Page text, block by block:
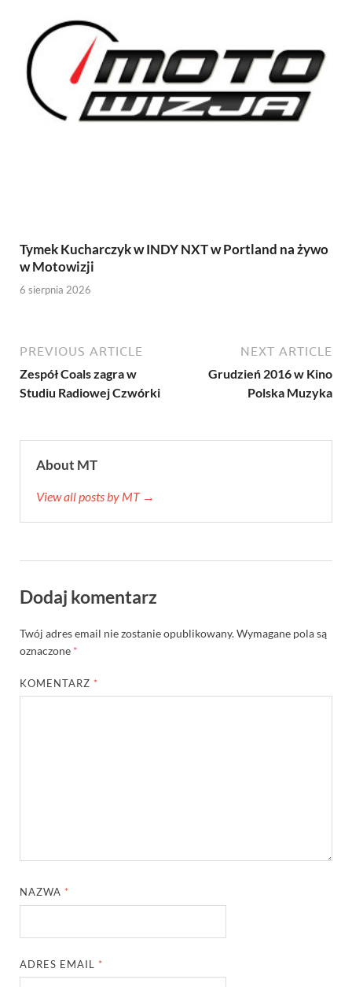
Tymek Kucharczyk w INDY NXT w Portland na żywo
w Motowizji
6 sierpnia 2026
PREVIOUS ARTICLE
Zespół Coals zagra w
Studiu Radiowej Czwórki
NEXT ARTICLE
Grudzień 2016 w Kino
Polska Muzyka
About MT
View all posts by MT →
Dodaj komentarz
Twój adres email nie zostanie opublikowany.Wymagane pola są
oznaczone *
KOMENTARZ *
NAZWA *
ADRES EMAIL *